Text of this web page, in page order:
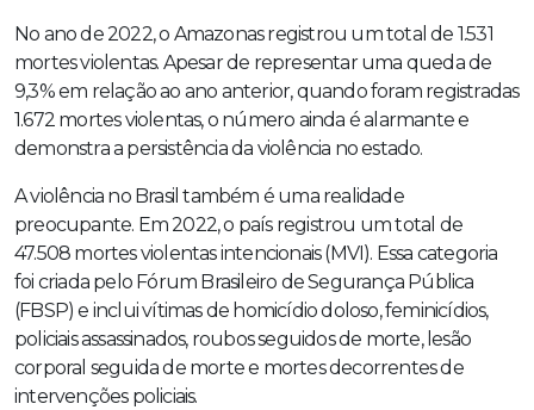
No ano de 2022, o Amazonas registrou um total de 1.531
mortes violentas. Apesar de representar uma queda de
9,3% em relação ao ano anterior, quando foram registradas
1.672 mortes violentas, o número ainda é alarmante e
demonstra a persistência da violência no estado.
A violência no Brasil também é uma realidade
preocupante. Em 2022, o país registrou um total de
47.508 mortes violentas intencionais (MVI). Essa categoria
foi criada pelo Fórum Brasileiro de Segurança Pública
(FBSP) e inclui vítimas de homicídio doloso, feminicídios,
policiais assassinados, roubos seguidos de morte, lesão
corporal seguida de morte e mortes decorrentes de
intervenções policiais.